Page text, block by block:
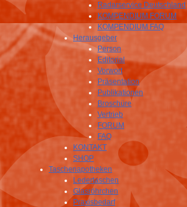
Radarservice Deutschland
KOMPENDIUM FORUM
KOMPENDIUM FAQ
Herausgeber
Person
Editorial
Vorwort
Präsentation
Publikationen
Broschüre
Vertrieb
FORUM
FAQ
KONTAKT
SHOP
Taschenapotheken
Ledertaschen
Glasröhrchen
Praxisbedarf